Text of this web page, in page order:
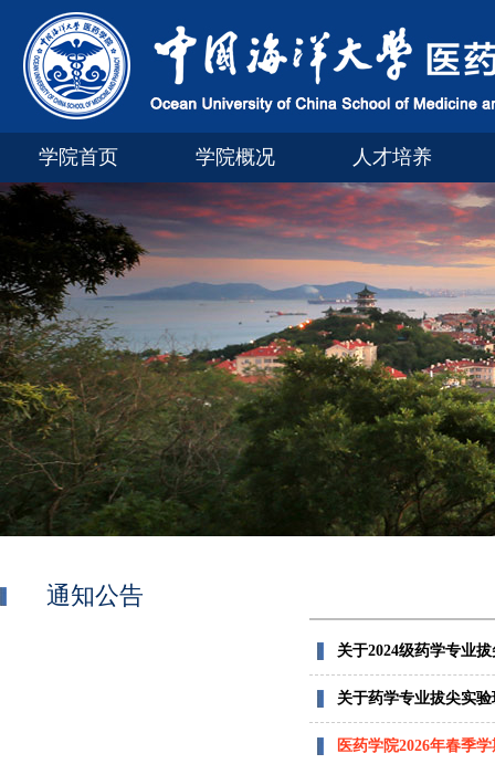
学院首页 学院概况 人才培养
通知公告
关于2024级药学专业
关于药学专业拔尖实
医药学院2026年春季